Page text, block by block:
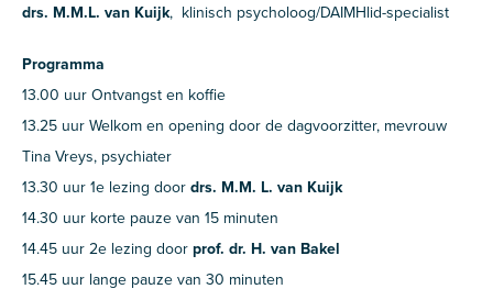
drs. M.M.L. van Kuijk, klinisch psycholoog/DAIMHlid-specialist
Programma
13.00 uur Ontvangst en koffie
13.25 uur Welkom en opening door de dagvoorzitter, mevrouw
Tina Vreys, psychiater
13.30 uur 1e lezing door drs. M.M. L. van Kuijk
14.30 uur korte pauze van 15 minuten
14.45 uur 2e lezing door prof. dr. H. van Bakel
15.45 uur lange pauze van 30 minuten